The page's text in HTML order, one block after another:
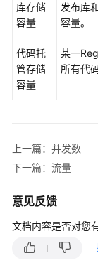
计
式
数
并
发
库存储
容量
发布库
容量。
代码托
管存储
容量
某一
所有代
上一篇：并发数
下一篇：流量
意见反馈
文档内容是否对您